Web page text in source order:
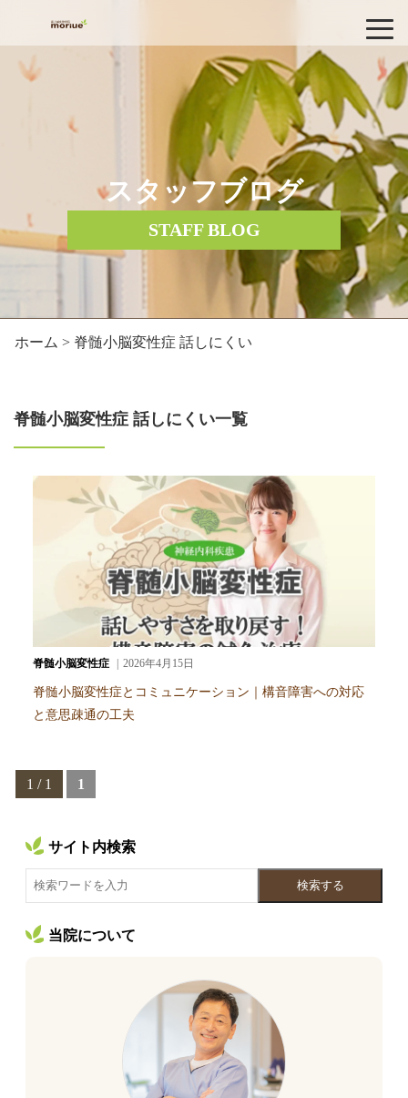
スタッフブログ
STAFF BLOG
ホーム > 脊髄小脳変性症 話しにくい
脊髄小脳変性症 話しにくい一覧
脊髄小脳変性症 2026年4月15日
脊髄小脳変性症とコミュニケーション｜構音障害への対応
と意思疎通の工夫
1 / 1 1
サイト内検索
検索する
当院について